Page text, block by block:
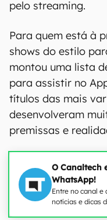
pelo streaming.
Para quem está à
shows do estilo
montou uma lista
para assistir no
títulos das mais
desenvolveram
premissas e
O Canaltech
WhatsApp!
Entre no canal e
notícias e dicas